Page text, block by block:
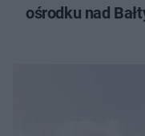
ośrodku nad